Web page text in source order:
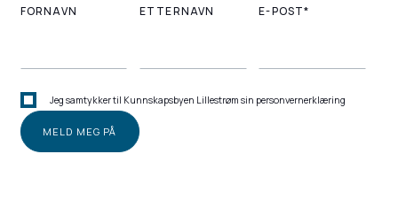
FORNAVN ETTERNAVN E-POST*
Jeg samtykker til Kunnskapsbyen Lillestrøm sin personvernerklæring